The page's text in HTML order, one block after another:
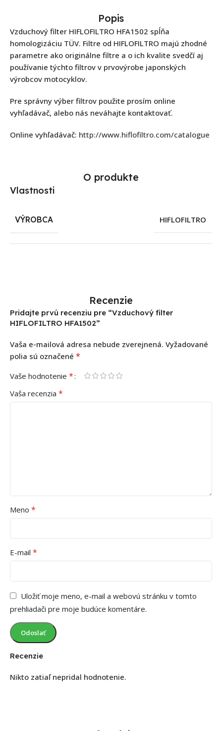
Popis
Vzduchový filter HIFLOFILTRO HFA1502 spĺňa
homologizáciu TÜV. Filtre od HIFLOFILTRO majú zhodné
parametre ako originálne filtre a o ich kvalite svedčí aj
používanie týchto filtrov v prvovýrobe japonských
výrobcov motocyklov.
Pre správny výber filtrov použite prosím online
vyhľadávač, alebo nás neváhajte kontaktovať.
Online vyhľadávač: http://www.hiflofiltro.com/catalogue
O produkte
Vlastnosti
VÝROBCA HIFLOFILTRO
Recenzie
Recenzie
Nikto zatiaľ nepridal hodnotenie.
Pridajte prvú recenziu pre “Vzduchový filter
HIFLOFILTRO HFA1502”
Vaša e-mailová adresa nebude zverejnená. Vyžadované
polia sú označené *
Vaše hodnotenie *
Vaša recenzia *
Meno *
E-mail *
Uložiť moje meno, e-mail a webovú stránku v tomto
prehliadači pre moje budúce komentáre.